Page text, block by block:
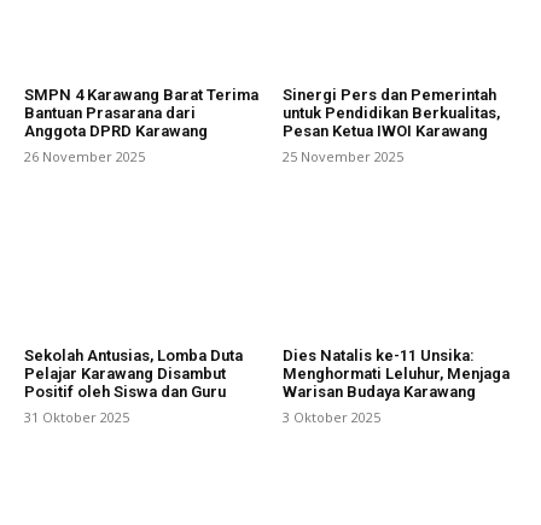
SMPN 4 Karawang Barat Terima
Bantuan Prasarana dari
Anggota DPRD Karawang
26 November 2025
Sinergi Pers dan Pemerintah
untuk Pendidikan Berkualitas,
Pesan Ketua IWOI Karawang
25 November 2025
Sekolah Antusias, Lomba Duta
Pelajar Karawang Disambut
Positif oleh Siswa dan Guru
31 Oktober 2025
Dies Natalis ke-11 Unsika:
Menghormati Leluhur, Menjaga
Warisan Budaya Karawang
3 Oktober 2025